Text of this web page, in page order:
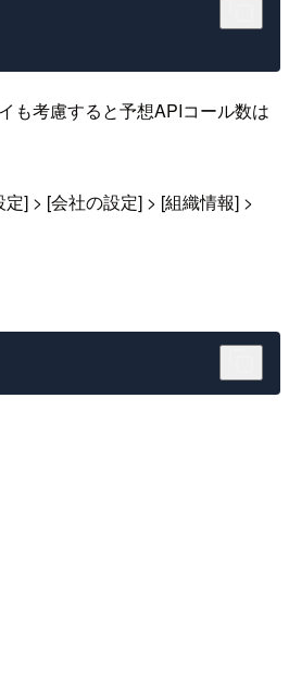
も考慮すると予想APIコール数は
] > [会社の設定] > [組織情報] >